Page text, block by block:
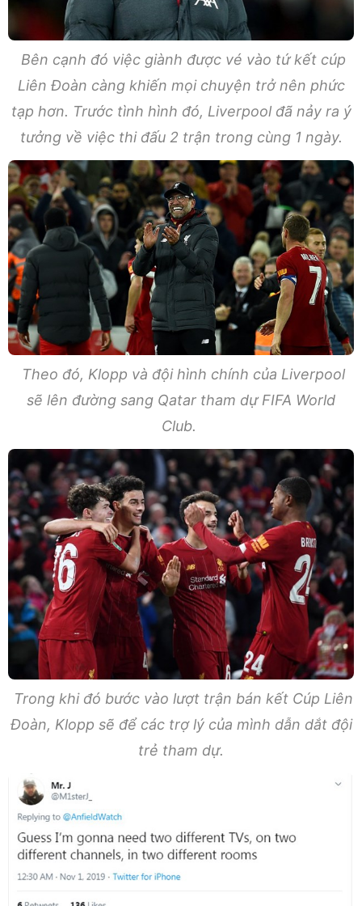
Bên cạnh đó việc giành được vé vào tứ kết cúp
Liên Đoàn càng khiến mọi chuyện trở nên phức
tạp hơn. Trước tình hình đó, Liverpool đã nảy ra ý
tưởng về việc thi đấu 2 trận trong cùng 1 ngày.
Theo đó, Klopp và đội hình chính của Liverpool
sẽ lên đường sang Qatar tham dự FIFA World
Club.
Trong khi đó bước vào lượt trận bán kết Cúp Liên
Đoàn, Klopp sẽ để các trợ lý của mình dẫn dắt đội
trẻ tham dự.